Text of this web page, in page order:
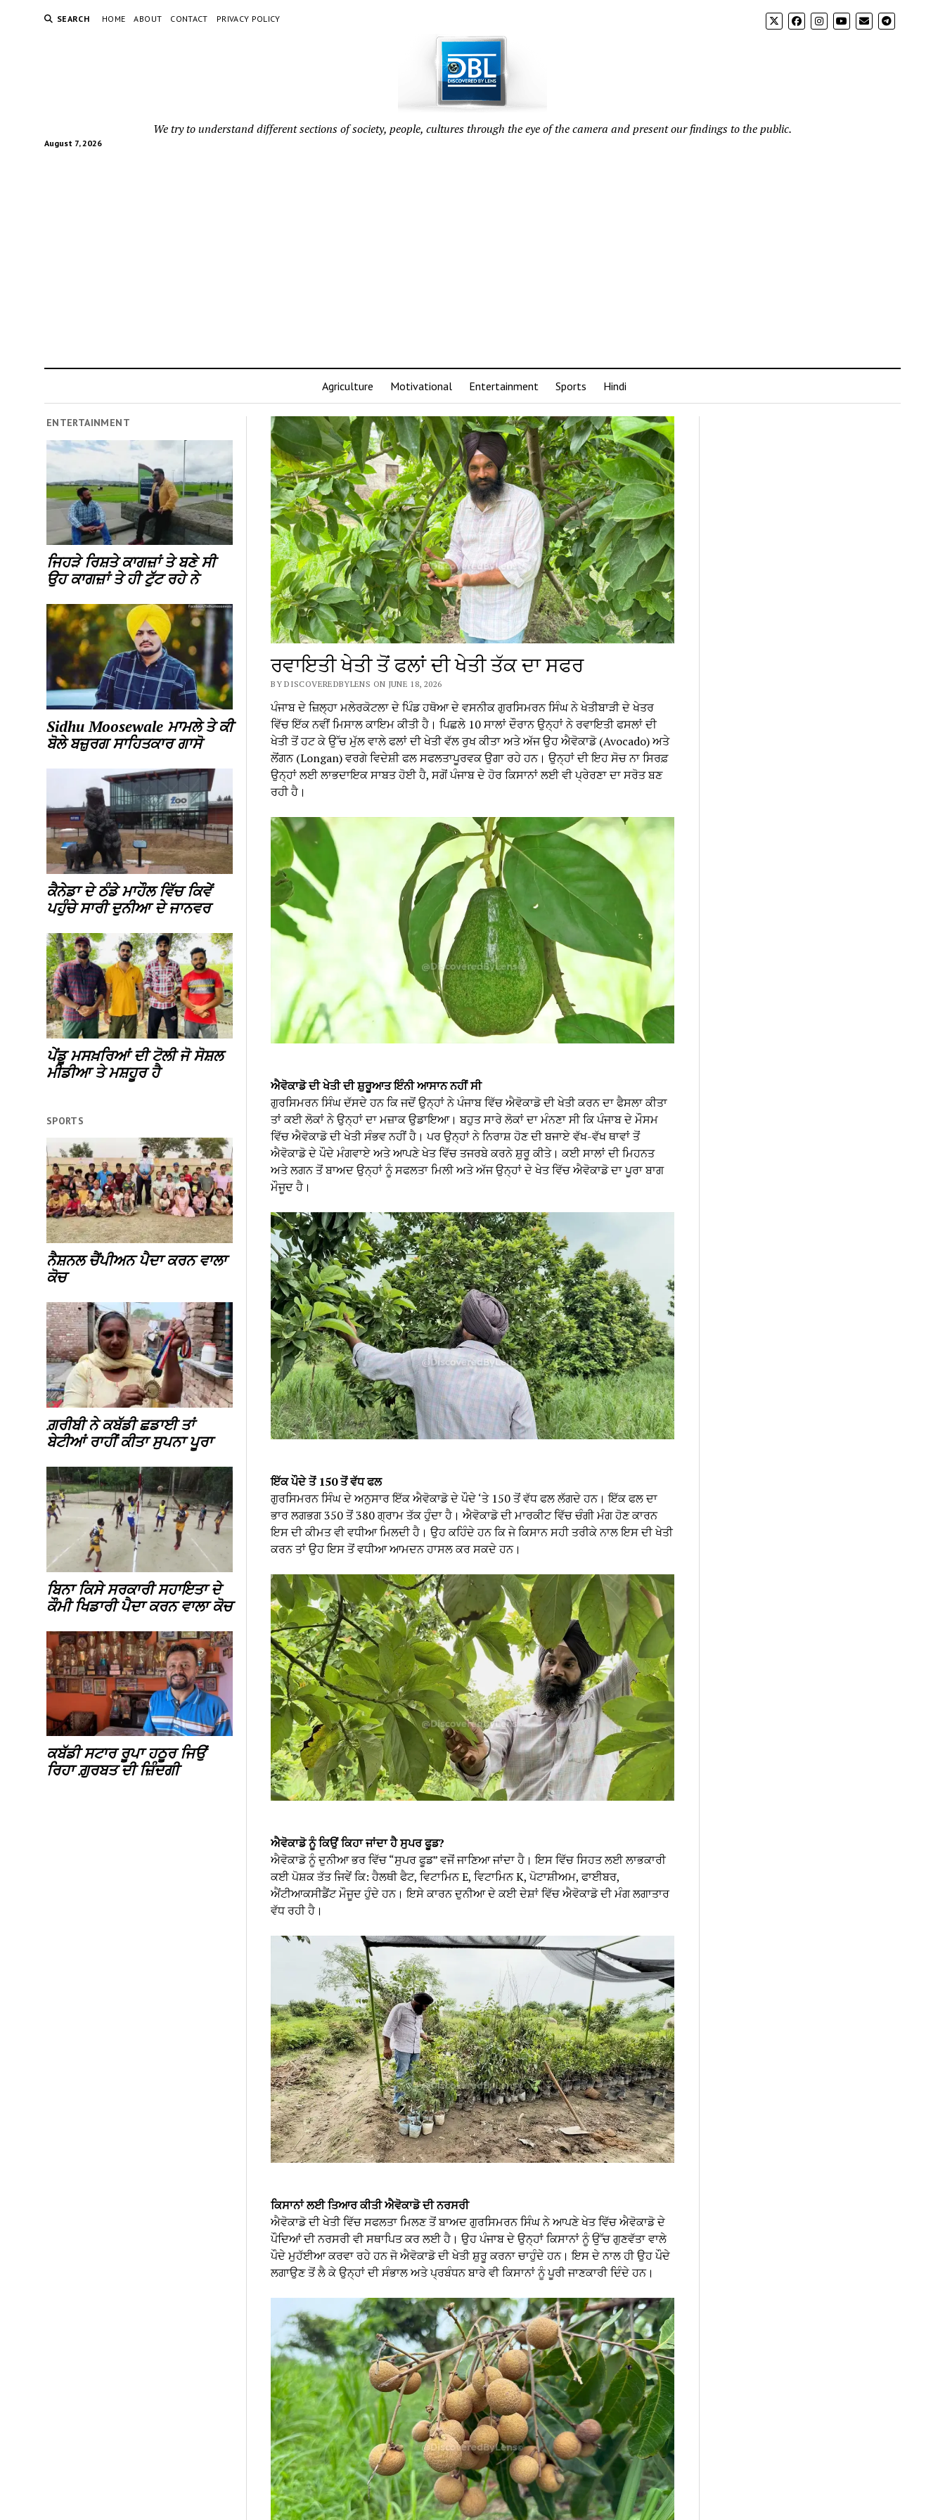
SEARCH HOME ABOUT CONTACT PRIVACY POLICY
August 7, 2026
We try to understand different sections of society, people, cultures through the eye of the camera and present our findings to the public.
Agriculture Motivational Entertainment Sports Hindi
ENTERTAINMENT
ਜਿਹੜੇ ਰਿਸ਼ਤੇ ਕਾਗਜ਼ਾਂ ਤੇ ਬਣੇ ਸੀ
ਉਹ ਕਾਗਜ਼ਾਂ ਤੇ ਹੀ ਟੁੱਟ ਰਹੇ ਨੇ
Sidhu Moosewale ਮਾਮਲੇ ਤੇ ਕੀ
ਬੋਲੇ ਬਜ਼ੁਰਗ ਸਾਹਿਤਕਾਰ ਗਾਸੋ
ਕੈਨੇਡਾ ਦੇ ਠੰਡੇ ਮਾਹੌਲ ਵਿੱਚ ਕਿਵੇਂ
ਪਹੁੰਚੇ ਸਾਰੀ ਦੁਨੀਆ ਦੇ ਜਾਨਵਰ
ਪੇਂਡੂ ਮਸਖ਼ਰਿਆਂ ਦੀ ਟੋਲੀ ਜੋ ਸੋਸ਼ਲ
ਮੀਡੀਆ ਤੇ ਮਸ਼ਹੂਰ ਹੈ
SPORTS
ਨੈਸ਼ਨਲ ਚੈਂਪੀਅਨ ਪੈਦਾ ਕਰਨ ਵਾਲਾ
ਕੋਚ
ਗ਼ਰੀਬੀ ਨੇ ਕਬੱਡੀ ਛਡਾਈ ਤਾਂ
ਬੇਟੀਆਂ ਰਾਹੀਂ ਕੀਤਾ ਸੁਪਨਾ ਪੂਰਾ
ਬਿਨਾ ਕਿਸੇ ਸਰਕਾਰੀ ਸਹਾਇਤਾ ਦੇ
ਕੌਮੀ ਖਿਡਾਰੀ ਪੈਦਾ ਕਰਨ ਵਾਲਾ ਕੋਚ
ਕਬੱਡੀ ਸਟਾਰ ਰੂਪਾ ਹਠੂਰ ਜਿਉਂ
ਰਿਹਾ ਗ਼ੁਰਬਤ ਦੀ ਜ਼ਿੰਦਗੀ
ਰਵਾਇਤੀ ਖੇਤੀ ਤੋਂ ਫਲਾਂ ਦੀ ਖੇਤੀ ਤੱਕ ਦਾ ਸਫਰ
BY DISCOVEREDBYLENS ON JUNE 18, 2026
ਪੰਜਾਬ ਦੇ ਜ਼ਿਲ੍ਹਾ ਮਲੇਰਕੋਟਲਾ ਦੇ ਪਿੰਡ ਹਥੋਆ ਦੇ ਵਸਨੀਕ ਗੁਰਸਿਮਰਨ ਸਿੰਘ ਨੇ ਖੇਤੀਬਾੜੀ ਦੇ ਖੇਤਰ
ਵਿੱਚ ਇੱਕ ਨਵੀਂ ਮਿਸਾਲ ਕਾਇਮ ਕੀਤੀ ਹੈ। ਪਿਛਲੇ 10 ਸਾਲਾਂ ਦੌਰਾਨ ਉਨ੍ਹਾਂ ਨੇ ਰਵਾਇਤੀ ਫਸਲਾਂ ਦੀ
ਖੇਤੀ ਤੋਂ ਹਟ ਕੇ ਉੱਚ ਮੁੱਲ ਵਾਲੇ ਫਲਾਂ ਦੀ ਖੇਤੀ ਵੱਲ ਰੁਖ ਕੀਤਾ ਅਤੇ ਅੱਜ ਉਹ ਐਵੋਕਾਡੋ (Avocado) ਅਤੇ
ਲੋਂਗਨ (Longan) ਵਰਗੇ ਵਿਦੇਸ਼ੀ ਫਲ ਸਫਲਤਾਪੂਰਵਕ ਉਗਾ ਰਹੇ ਹਨ। ਉਨ੍ਹਾਂ ਦੀ ਇਹ ਸੋਚ ਨਾ ਸਿਰਫ਼
ਉਨ੍ਹਾਂ ਲਈ ਲਾਭਦਾਇਕ ਸਾਬਤ ਹੋਈ ਹੈ, ਸਗੋਂ ਪੰਜਾਬ ਦੇ ਹੋਰ ਕਿਸਾਨਾਂ ਲਈ ਵੀ ਪ੍ਰੇਰਣਾ ਦਾ ਸਰੋਤ ਬਣ
ਰਹੀ ਹੈ।
ਐਵੋਕਾਡੋ ਦੀ ਖੇਤੀ ਦੀ ਸ਼ੁਰੂਆਤ ਇੰਨੀ ਆਸਾਨ ਨਹੀਂ ਸੀ
ਗੁਰਸਿਮਰਨ ਸਿੰਘ ਦੱਸਦੇ ਹਨ ਕਿ ਜਦੋਂ ਉਨ੍ਹਾਂ ਨੇ ਪੰਜਾਬ ਵਿੱਚ ਐਵੋਕਾਡੋ ਦੀ ਖੇਤੀ ਕਰਨ ਦਾ ਫੈਸਲਾ ਕੀਤਾ
ਤਾਂ ਕਈ ਲੋਕਾਂ ਨੇ ਉਨ੍ਹਾਂ ਦਾ ਮਜ਼ਾਕ ਉਡਾਇਆ। ਬਹੁਤ ਸਾਰੇ ਲੋਕਾਂ ਦਾ ਮੰਨਣਾ ਸੀ ਕਿ ਪੰਜਾਬ ਦੇ ਮੌਸਮ
ਵਿੱਚ ਐਵੋਕਾਡੋ ਦੀ ਖੇਤੀ ਸੰਭਵ ਨਹੀਂ ਹੈ। ਪਰ ਉਨ੍ਹਾਂ ਨੇ ਨਿਰਾਸ਼ ਹੋਣ ਦੀ ਬਜਾਏ ਵੱਖ-ਵੱਖ ਥਾਵਾਂ ਤੋਂ
ਐਵੋਕਾਡੋ ਦੇ ਪੌਦੇ ਮੰਗਵਾਏ ਅਤੇ ਆਪਣੇ ਖੇਤ ਵਿੱਚ ਤਜਰਬੇ ਕਰਨੇ ਸ਼ੁਰੂ ਕੀਤੇ। ਕਈ ਸਾਲਾਂ ਦੀ ਮਿਹਨਤ
ਅਤੇ ਲਗਨ ਤੋਂ ਬਾਅਦ ਉਨ੍ਹਾਂ ਨੂੰ ਸਫਲਤਾ ਮਿਲੀ ਅਤੇ ਅੱਜ ਉਨ੍ਹਾਂ ਦੇ ਖੇਤ ਵਿੱਚ ਐਵੋਕਾਡੋ ਦਾ ਪੂਰਾ ਬਾਗ
ਮੌਜੂਦ ਹੈ।
ਇੱਕ ਪੌਦੇ ਤੋਂ 150 ਤੋਂ ਵੱਧ ਫਲ
ਗੁਰਸਿਮਰਨ ਸਿੰਘ ਦੇ ਅਨੁਸਾਰ ਇੱਕ ਐਵੋਕਾਡੋ ਦੇ ਪੌਦੇ ‘ਤੇ 150 ਤੋਂ ਵੱਧ ਫਲ ਲੱਗਦੇ ਹਨ। ਇੱਕ ਫਲ ਦਾ
ਭਾਰ ਲਗਭਗ 350 ਤੋਂ 380 ਗ੍ਰਾਮ ਤੱਕ ਹੁੰਦਾ ਹੈ। ਐਵੋਕਾਡੋ ਦੀ ਮਾਰਕੀਟ ਵਿੱਚ ਚੰਗੀ ਮੰਗ ਹੋਣ ਕਾਰਨ
ਇਸ ਦੀ ਕੀਮਤ ਵੀ ਵਧੀਆ ਮਿਲਦੀ ਹੈ। ਉਹ ਕਹਿੰਦੇ ਹਨ ਕਿ ਜੇ ਕਿਸਾਨ ਸਹੀ ਤਰੀਕੇ ਨਾਲ ਇਸ ਦੀ ਖੇਤੀ
ਕਰਨ ਤਾਂ ਉਹ ਇਸ ਤੋਂ ਵਧੀਆ ਆਮਦਨ ਹਾਸਲ ਕਰ ਸਕਦੇ ਹਨ।
ਐਵੋਕਾਡੋ ਨੂੰ ਕਿਉਂ ਕਿਹਾ ਜਾਂਦਾ ਹੈ ਸੁਪਰ ਫੂਡ?
ਐਵੋਕਾਡੋ ਨੂੰ ਦੁਨੀਆ ਭਰ ਵਿੱਚ “ਸੁਪਰ ਫੂਡ” ਵਜੋਂ ਜਾਣਿਆ ਜਾਂਦਾ ਹੈ। ਇਸ ਵਿੱਚ ਸਿਹਤ ਲਈ ਲਾਭਕਾਰੀ
ਕਈ ਪੋਸ਼ਕ ਤੱਤ ਜਿਵੇਂ ਕਿ: ਹੈਲਥੀ ਫੈਟ, ਵਿਟਾਮਿਨ E, ਵਿਟਾਮਿਨ K, ਪੋਟਾਸ਼ੀਅਮ, ਫਾਈਬਰ,
ਐਂਟੀਆਕਸੀਡੈਂਟ ਮੌਜੂਦ ਹੁੰਦੇ ਹਨ। ਇਸੇ ਕਾਰਨ ਦੁਨੀਆ ਦੇ ਕਈ ਦੇਸ਼ਾਂ ਵਿੱਚ ਐਵੋਕਾਡੋ ਦੀ ਮੰਗ ਲਗਾਤਾਰ
ਵੱਧ ਰਹੀ ਹੈ।
ਕਿਸਾਨਾਂ ਲਈ ਤਿਆਰ ਕੀਤੀ ਐਵੋਕਾਡੋ ਦੀ ਨਰਸਰੀ
ਐਵੋਕਾਡੋ ਦੀ ਖੇਤੀ ਵਿੱਚ ਸਫਲਤਾ ਮਿਲਣ ਤੋਂ ਬਾਅਦ ਗੁਰਸਿਮਰਨ ਸਿੰਘ ਨੇ ਆਪਣੇ ਖੇਤ ਵਿੱਚ ਐਵੋਕਾਡੋ ਦੇ
ਪੌਦਿਆਂ ਦੀ ਨਰਸਰੀ ਵੀ ਸਥਾਪਿਤ ਕਰ ਲਈ ਹੈ। ਉਹ ਪੰਜਾਬ ਦੇ ਉਨ੍ਹਾਂ ਕਿਸਾਨਾਂ ਨੂੰ ਉੱਚ ਗੁਣਵੱਤਾ ਵਾਲੇ
ਪੌਦੇ ਮੁਹੱਈਆ ਕਰਵਾ ਰਹੇ ਹਨ ਜੋ ਐਵੋਕਾਡੋ ਦੀ ਖੇਤੀ ਸ਼ੁਰੂ ਕਰਨਾ ਚਾਹੁੰਦੇ ਹਨ। ਇਸ ਦੇ ਨਾਲ ਹੀ ਉਹ ਪੌਦੇ
ਲਗਾਉਣ ਤੋਂ ਲੈ ਕੇ ਉਨ੍ਹਾਂ ਦੀ ਸੰਭਾਲ ਅਤੇ ਪ੍ਰਬੰਧਨ ਬਾਰੇ ਵੀ ਕਿਸਾਨਾਂ ਨੂੰ ਪੂਰੀ ਜਾਣਕਾਰੀ ਦਿੰਦੇ ਹਨ।